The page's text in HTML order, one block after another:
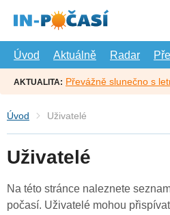
hlavní
Úvod
Aktuálně Radar
AKTUALITA: Převážně slunečno s
Úvod Uživatelé
Uživatelé
Na této stránce naleznete
počasí. Uživatelé mohou